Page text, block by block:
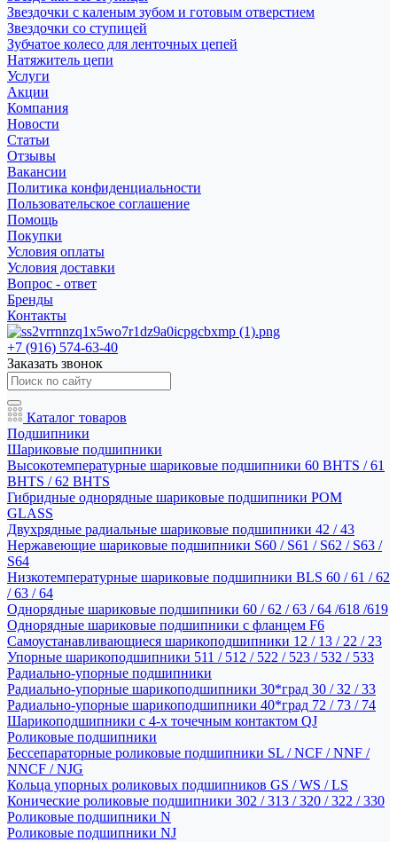
Звездочки с каленым зубом и готовым отверстием
Звездочки со ступицей
Зубчатое колесо для ленточных цепей
Натяжитель цепи
Услуги
Акции
Компания
Новости
Статьи
Отзывы
Вакансии
Политика конфиденциальности
Пользовательское соглашение
Помощь
Покупки
Условия оплаты
Условия доставки
Вопрос - ответ
Бренды
Контакты
+7 (916) 574-63-40
Заказать звонок
Каталог товаров
Подшипники
Шариковые подшипники
Высокотемпературные шариковые подшипники 60 BHTS / 61
BHTS / 62 BHTS
Гибридные однорядные шариковые подшипники POM
GLASS
Двухрядные радиальные шариковые подшипники 42 / 43
Нержавеющие шариковые подшипники S60 / S61 / S62 / S63 /
S64
Низкотемпературные шариковые подшипники BLS 60 / 61 / 62
/ 63 / 64
Однорядные шариковые подшипники 60 / 62 / 63 / 64 /618 /619
Однорядные шариковые подшипники с фланцем F6
Самоустанавливающиеся шарикоподшипники 12 / 13 / 22 / 23
Упорные шарикоподшипники 511 / 512 / 522 / 523 / 532 / 533
Радиально-упорные подшипники
Радиально-упорные шарикоподшипники 30*град 30 / 32 / 33
Радиально-упорные шарикоподшипники 40*град 72 / 73 / 74
Шарикоподшипники с 4-х точечным контактом QJ
Роликовые подшипники
Бессепараторные роликовые подшипники SL / NCF / NNF /
NNCF / NJG
Кольца упорных роликовых подшипников GS / WS / LS
Конические роликовые подшипники 302 / 313 / 320 / 322 / 330
Роликовые подшипники N
Роликовые подшипники NJ